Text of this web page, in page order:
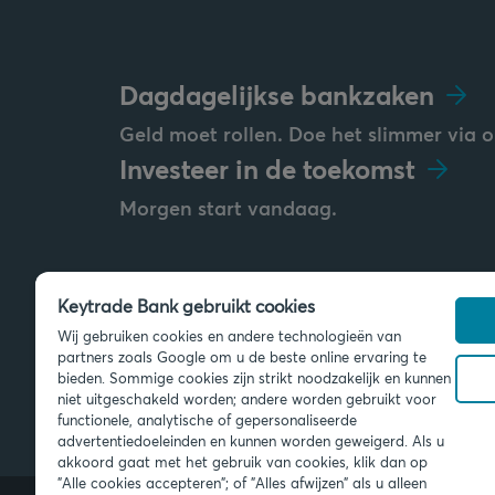
Dagdagelijkse bankzaken
Geld moet rollen. Doe het slimmer via
Investeer in de toekomst
Morgen start vandaag.
Stuur ons een bericht
info@keytradebank.com
Keytrade Bank gebruikt cookies
Wij gebruiken cookies en andere technologieën van
partners zoals Google om u de beste online ervaring te
bieden. Sommige cookies zijn strikt noodzakelijk en kunnen
niet uitgeschakeld worden; andere worden gebruikt voor
functionele, analytische of gepersonaliseerde
advertentiedoeleinden en kunnen worden geweigerd. Als u
akkoord gaat met het gebruik van cookies, klik dan op
"Alle cookies accepteren"; of "Alles afwijzen" als u alleen